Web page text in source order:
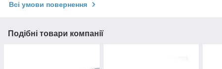
Всі умови повернення
Подібні товари компанії